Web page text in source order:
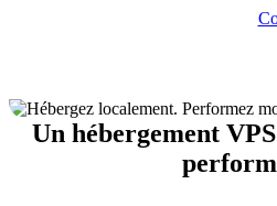
Un hébergement